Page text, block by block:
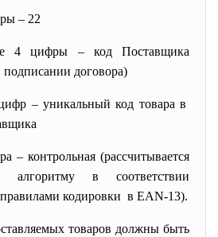
– 22
4 цифры – код Поставщика
договора)
– уникальный код товара в
– контрольная (рассчитывается
алгоритму в соответствии
кодировки в EAN-13).
товаров должны быть